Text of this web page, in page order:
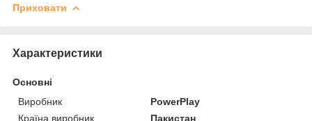
Приховати
Характеристики
Основні
Виробник
PowerPlay
Країна виробник
Пакистан